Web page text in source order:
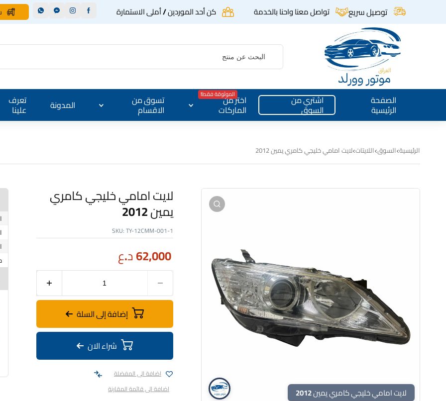
توصيل سريع تواصل معنا واحنا بالخدمة كن أحد الموردين / أملى الاستمارة
الصفحة
الرئيسية
اشتري من
السوق
اختر من
الماركات
الموثوقة فقط! تسوق من
الاقسام المدونة تعرف
علينا
الرئيسية السوق اللايتات لايت امامي خليجي كامري يمين 2012
لايت امامي خليجي كامري يمين 2012 لايت امامي خليجي كامري يمين 2012
لايت امامي خليجي كامري
يمين 2012
SKU:TY-12CMM-001-1
62,000د.ع
إضافة إلى السلة
شراء الان
اضافة الى المفضلة
اضافة الى قائمة المقارنة